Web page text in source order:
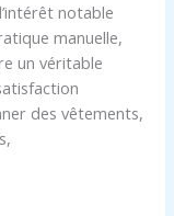
notable
manuelle,
un véritable
des vêtements,